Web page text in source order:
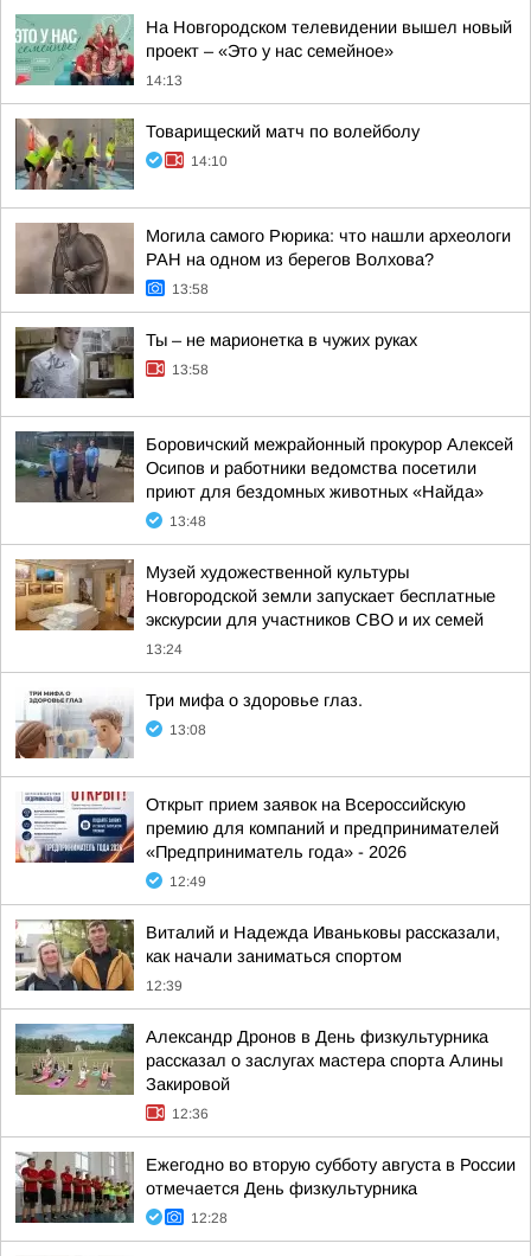
На Новгородском телевидении вышел новый
проект – «Это у нас семейное»
14:13
Товарищеский матч по волейболу
14:10
Могила самого Рюрика: что нашли археологи
РАН на одном из берегов Волхова?
13:58
Ты – не марионетка в чужих руках
13:58
Боровичский межрайонный прокурор Алексей
Осипов и работники ведомства посетили
приют для бездомных животных «Найда»
13:48
Музей художественной культуры
Новгородской земли запускает бесплатные
экскурсии для участников СВО и их семей
13:24
Три мифа о здоровье глаз.
13:08
Открыт прием заявок на Всероссийскую
премию для компаний и предпринимателей
«Предприниматель года» - 2026
12:49
Виталий и Надежда Иваньковы рассказали,
как начали заниматься спортом
12:39
Александр Дронов в День физкультурника
рассказал о заслугах мастера спорта Алины
Закировой
12:36
Ежегодно во вторую субботу августа в России
отмечается День физкультурника
12:28